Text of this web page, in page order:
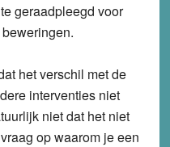
geraadpleegd voor
het verschil met de
interventies niet
niet dat het niet
op waarom je een